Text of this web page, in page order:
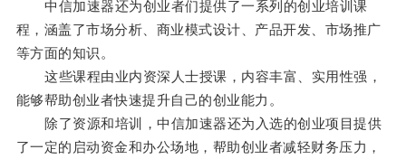
中信加速器还为创业者们提供了一系列的创业培训课
程，涵盖了市场分析、商业模式设计、产品开发、市场推广
等方面的知识。
这些课程由业内资深人士授课，内容丰富、实用性强，
能够帮助创业者快速提升自己的创业能力。
除了资源和培训，中信加速器还为入选的创业项目提供
了一定的启动资金和办公场地，帮助创业者减轻财务压力，